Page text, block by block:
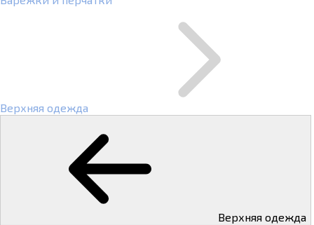
Верхняя одежда
Верхняя одежда